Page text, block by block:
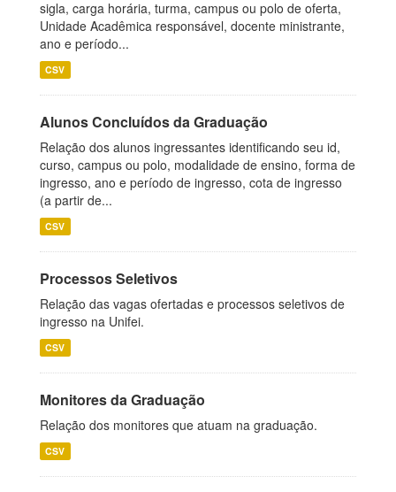
sigla, carga horária, turma, campus ou polo de oferta,
Unidade Acadêmica responsável, docente ministrante,
ano e período...
CSV
Alunos Concluídos da Graduação
Relação dos alunos ingressantes identificando seu id,
curso, campus ou polo, modalidade de ensino, forma de
ingresso, ano e período de ingresso, cota de ingresso
(a partir de...
CSV
Processos Seletivos
Relação das vagas ofertadas e processos seletivos de
ingresso na Unifei.
CSV
Monitores da Graduação
Relação dos monitores que atuam na graduação.
CSV